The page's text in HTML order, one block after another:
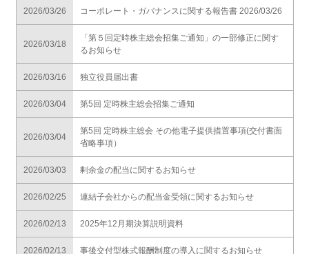
2026/03/26 コーポレート・ガバナンスに関する報告書 2026/03/26
2026/03/18
「第５回定時株主総会招集ご通知」の一部修正に関す
るお知らせ
2026/03/16 独立役員届出書
2026/03/04 第5回 定時株主総会招集ご通知
2026/03/04
第5回 定時株主総会 その他電子提供措置事項(交付書面
省略事項）
2026/03/03 剰余金の配当に関するお知らせ
2026/02/25 連結子会社からの配当金受領に関するお知らせ
2026/02/13 2025年12月期決算説明資料
2026/02/13 事後交付型株式報酬制度の導入に関するお知らせ